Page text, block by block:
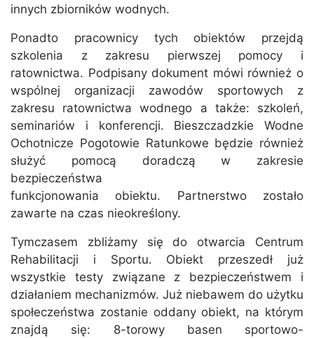
innych zbiorników wodnych.
Ponadto pracownicy tych obiektów przejdą
szkolenia z zakresu pierwszej pomocy i
ratownictwa. Podpisany dokument mówi również o
wspólnej organizacji zawodów sportowych z
zakresu ratownictwa wodnego a także: szkoleń,
seminariów i konferencji. Bieszczadzkie Wodne
Ochotnicze Pogotowie Ratunkowe będzie również
służyć pomocą doradczą w zakresie
bezpieczeństwa
funkcjonowania obiektu. Partnerstwo zostało
zawarte na czas nieokreślony.
Tymczasem zbliżamy się do otwarcia Centrum
Rehabilitacji i Sportu. Obiekt przeszedł już
wszystkie testy związane z bezpieczeństwem i
działaniem mechanizmów. Już niebawem do użytku
społeczeństwa zostanie oddany obiekt, na którym
znajdą się: 8-torowy basen sportowo-